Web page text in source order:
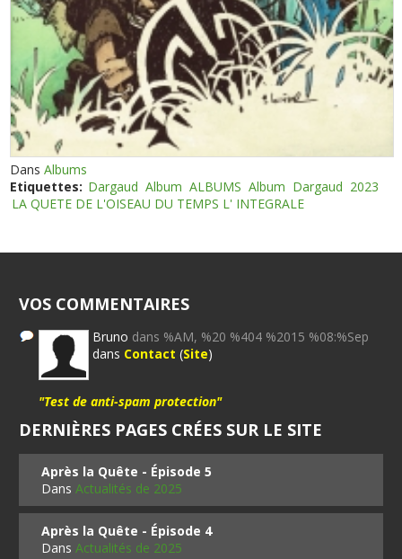
DansAlbums
Etiquettes: Dargaud Album ALBUMS Album Dargaud 2023
LA QUETE DE L'OISEAU DU TEMPS L' INTEGRALE
VOS COMMENTAIRES
Bruno dans %AM, %20 %404 %2015 %08:%Sep
dans Contact (Site)
"Test de anti-spam protection"
DERNIÈRES PAGES CRÉES SUR LE SITE
Après la Quête - Épisode 5
DansActualités de 2025
Après la Quête - Épisode 4
DansActualités de 2025